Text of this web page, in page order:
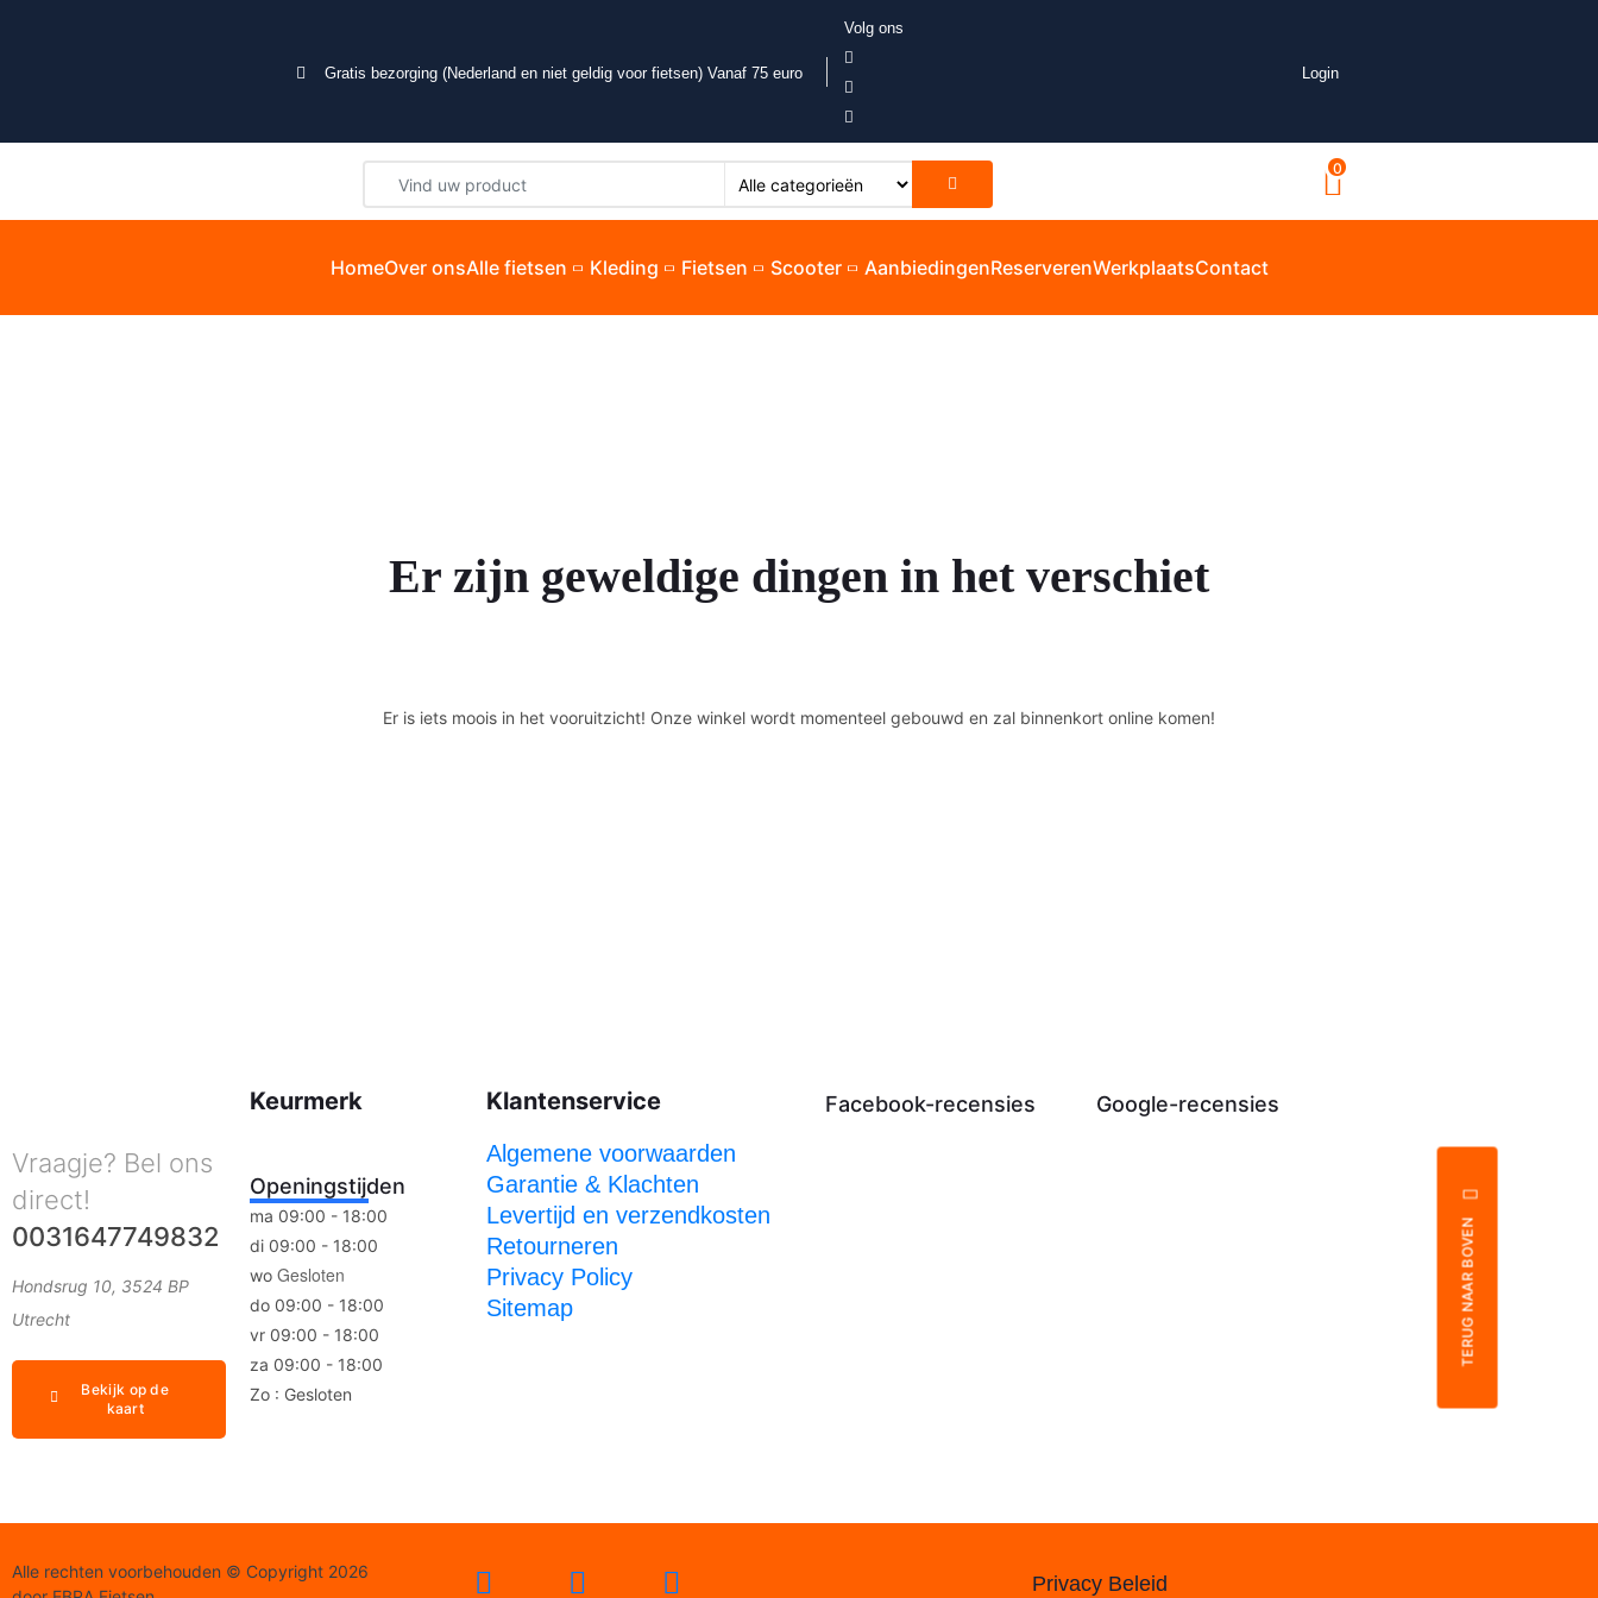
Gratis bezorging (Nederland en niet geldig voor fietsen) Vanaf 75 euro
Volg ons
Login
0
HomeOver onsAlle fietsen Kleding Fietsen Scooter AanbiedingenReserverenWerkplaatsContact
Er zijn geweldige dingen in het verschiet
Er is iets moois in het vooruitzicht! Onze winkel wordt momenteel gebouwd en zal binnenkort online komen!
Vraagje? Bel ons
direct!
0031647749832
Hondsrug 10, 3524 BP
Utrecht
Bekijk op de
kaart
Keurmerk
Openingstijden
ma 09:00 - 18:00
di 09:00 - 18:00
woGesloten
do 09:00 - 18:00
vr 09:00 - 18:00
za 09:00 - 18:00
Zo : Gesloten
Klantenservice
Algemene voorwaarden
Garantie & Klachten
Levertijd en verzendkosten
Retourneren
Privacy Policy
Sitemap
Facebook-recensies Google-recensies
TERUG NAAR BOVEN
Alle rechten voorbehouden © Copyright 2026
Privacy Beleid